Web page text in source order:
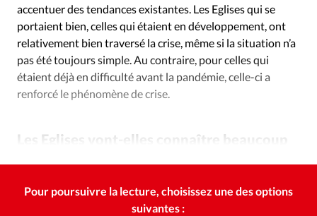
accentuer des tendances existantes. Les Eglises qui se
portaient bien, celles qui étaient en développement, ont
relativement bien traversé la crise, même si la situation n’a
pas été toujours simple. Au contraire, pour celles qui
étaient déjà en difficulté avant la pandémie, celle-ci a
renforcé le phénomène de crise.
Les Eglises vont-elles connaître beaucoup
Pour poursuivre la lecture, choisissez une des options
suivantes :